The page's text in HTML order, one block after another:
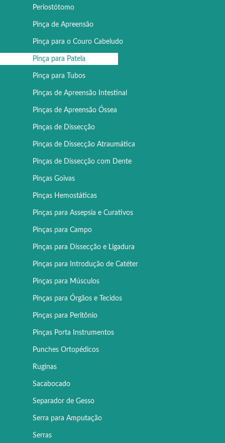
Periostótomo
Pinça de Apreensão
Pinça para o Couro Cabeludo
Pinça para Patela
Pinça para Tubos
Pinças de Apreensão Intestinal
Pinças de Apreensão Óssea
Pinças de Dissecção
Pinças de Dissecção Atraumática
Pinças de Dissecção com Dente
Pinças Goivas
Pinças Hemostáticas
Pinças para Assepsia e Curativos
Pinças para Campo
Pinças para Dissecção e Ligadura
Pinças para Introdução de Catéter
Pinças para Músculos
Pinças para Órgãos e Tecidos
Pinças para Peritônio
Pinças Porta Instrumentos
Punches Ortopédicos
Ruginas
Sacabocado
Separador de Gesso
Serra para Amputação
Serras